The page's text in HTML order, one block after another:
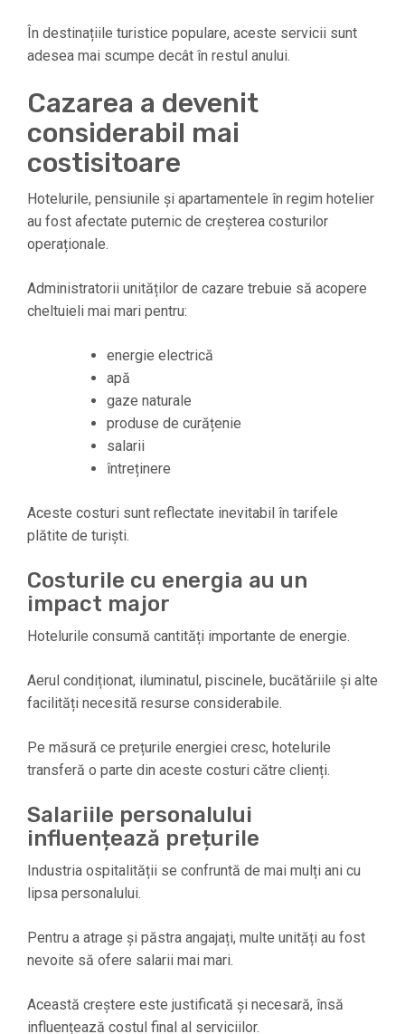
În destinațiile turistice populare, aceste servicii sunt
adesea mai scumpe decât în restul anului.
Cazarea a devenit
considerabil mai
costisitoare
Hotelurile, pensiunile și apartamentele în regim hotelier
au fost afectate puternic de creșterea costurilor
operaționale.
Administratorii unităților de cazare trebuie să acopere
cheltuieli mai mari pentru:
energie electrică
apă
gaze naturale
produse de curățenie
salarii
întreținere
Aceste costuri sunt reflectate inevitabil în tarifele
plătite de turiști.
Costurile cu energia au un
impact major
Hotelurile consumă cantități importante de energie.
Aerul condiționat, iluminatul, piscinele, bucătăriile și alte
facilități necesită resurse considerabile.
Pe măsură ce prețurile energiei cresc, hotelurile
transferă o parte din aceste costuri către clienți.
Salariile personalului
influențează prețurile
Industria ospitalității se confruntă de mai mulți ani cu
lipsa personalului.
Pentru a atrage și păstra angajați, multe unități au fost
nevoite să ofere salarii mai mari.
Această creștere este justificată și necesară, însă
influențează costul final al serviciilor.